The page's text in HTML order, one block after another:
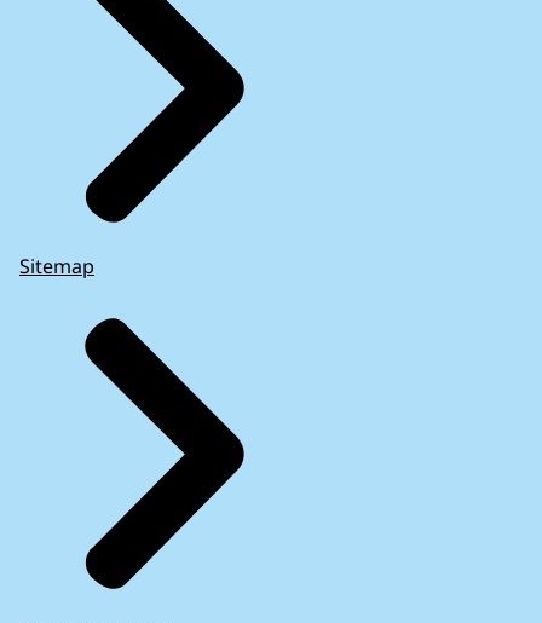
Sitemap